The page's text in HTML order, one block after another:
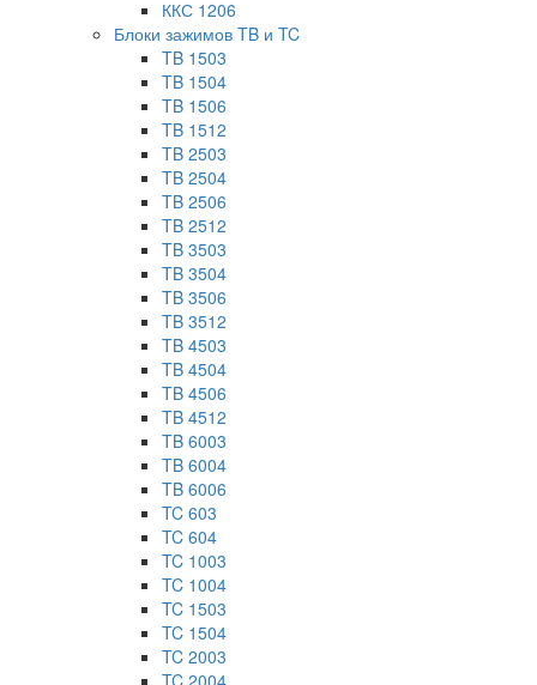
ККС 1206
Блоки зажимов TB и TC
TB 1503
TB 1504
TB 1506
TB 1512
TB 2503
TB 2504
TB 2506
TB 2512
TB 3503
TB 3504
TB 3506
TB 3512
TB 4503
TB 4504
TB 4506
TB 4512
TB 6003
TB 6004
TB 6006
TC 603
TC 604
TC 1003
TC 1004
TC 1503
TC 1504
TC 2003
TC 2004